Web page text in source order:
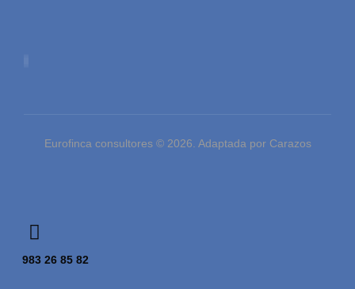
Eurofinca consultores © 2026. Adaptada por Carazos
983 26 85 82